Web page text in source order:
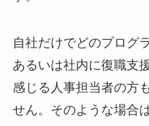
最後に、自社のリソー
どのプログラムを導入
す。例えば、「職場リ
人事担当者や受け入れ